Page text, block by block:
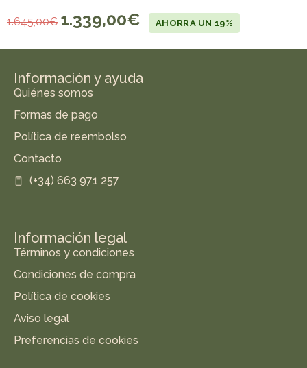
1.645,00€ 1.339,00€ AHORRA UN 19%
Información y ayuda
Quiénes somos
Formas de pago
Política de reembolso
Contacto
(+34) 663 971 257
Información legal
Términos y condiciones
Condiciones de compra
Política de cookies
Aviso legal
Preferencias de cookies